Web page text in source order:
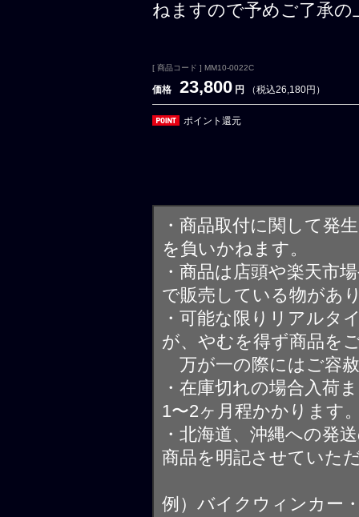
ねますので予めご了承
[ 商品コード ] MM10-0022C
価格 23,800 円 （税込26,180円）
ポイント還元
・商品取付に関して発
を負いかねます。
・商品は店頭や楽天市
で販売している物があ
・可能な限りリアルタ
が、やむを得ず商品を
万が一の際にはご容
・在庫切れの場合入荷
1〜2ヶ月程かかります
・北海道、沖縄への発
商品を明記させていた
例）バイクウィンカー